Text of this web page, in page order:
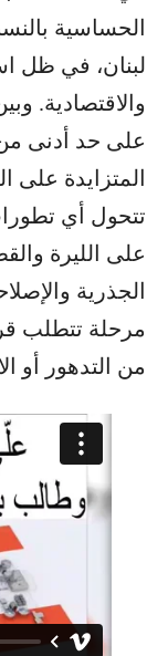
الحساسية
لبنان، في ظل
والاقتصادية.
على حد أدنى
المتزايدة على
تتحول أي
على الليرة
الجذرية
مرحلة تتطلب
من التدهور أو